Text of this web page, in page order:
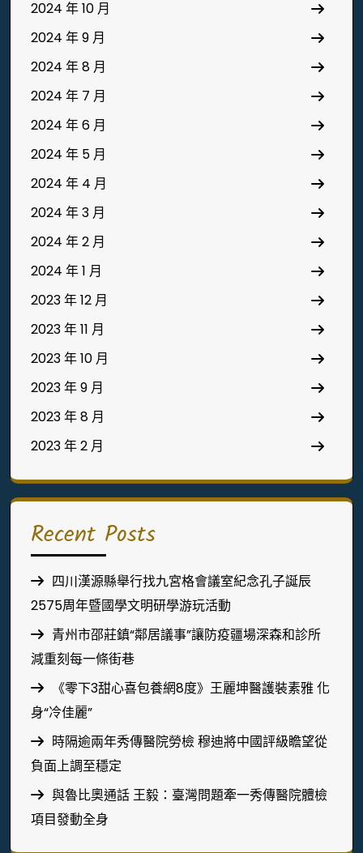
2024 年 10 月
2024 年 9 月
2024 年 8 月
2024 年 7 月
2024 年 6 月
2024 年 5 月
2024 年 4 月
2024 年 3 月
2024 年 2 月
2024 年 1 月
2023 年 12 月
2023 年 11 月
2023 年 10 月
2023 年 9 月
2023 年 8 月
2023 年 2 月
Recent Posts
四川漢源縣舉行找九宮格會議室紀念孔子誕辰
2575周年暨國學文明研學游玩活動
青州市邵莊鎮“鄰居議事”讓防疫疆場深森和診所
減重刻每一條街巷
《零下3甜心喜包養網8度》王麗坤醫護裝素雅 化
身“冷佳麗”
時隔逾兩年秀傳醫院勞檢 穆迪將中國評級瞻望從
負面上調至穩定
與魯比奧通話 王毅：臺灣問題牽一秀傳醫院體檢
項目發動全身